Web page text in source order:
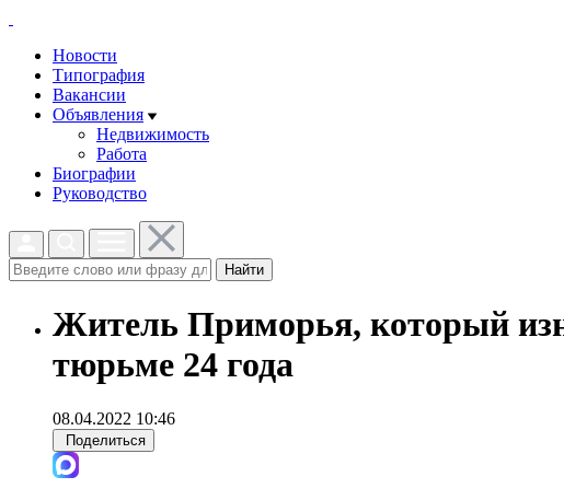
Новости
Типография
Вакансии
Объявления
Недвижимость
Работа
Биографии
Руководство
Найти
Житель Приморья, который
тюрьме 24 года
08.04.2022 10:46
Поделиться